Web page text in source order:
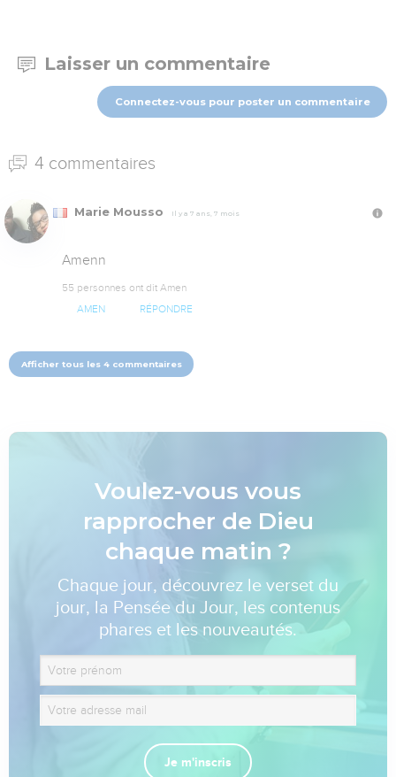
Laisser un commentaire
Connectez-vous pour poster un commentaire
4 commentaires
Marie Mousso Il y a 7 ans, 7 mois
Amenn
55 personnes ont dit Amen
AMEN RÉPONDRE
Afficher tous les 4 commentaires
Voulez-vous vous
rapprocher de Dieu
chaque matin ?
Chaque jour, découvrez le verset du
jour, la Pensée du Jour, les contenus
phares et les nouveautés.
Je m'inscris